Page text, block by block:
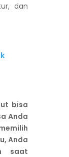
dan
bisa
Anda
Anda
saat